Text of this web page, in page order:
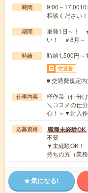
時間
9:00～
相談ください！
期間
単発1日～！
い！ ＃8月～
時給 時給1,500円～
交通費
■ 交通費規定
仕事内容
軽作業（仕分
＼コスメの仕
心！＞▼封入
応募資格 職種未経験OK
不要
▼未経験OK！
持ちの方（業
気になる!